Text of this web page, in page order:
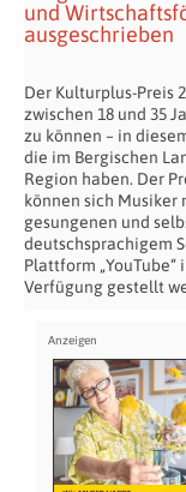
und
ausgeschrieben
Der Kulturplus-Preis
zwischen 18 und 35
zu können – in
die im Bergischen
Region haben. Der
können sich Musiker
gesungenen und
deutschsprachigem
Plattform
Verfügung gestellt